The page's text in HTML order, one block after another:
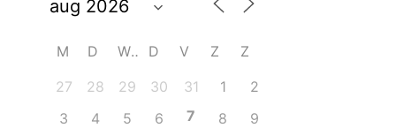
M D W D V Z
Z
27
28 29 30 31 1
2
3
4 5 6 7 8
9